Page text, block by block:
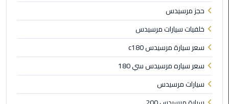
تاكسي
لندن
ليموزين
مطار
برج
العرب
الي
حجز مرسيدس
خلفيات سيارات مرسيدس
سعر سيارة مرسيدس c180
سعر سياره مرسيدس سي 180
سيارات مرسيدس